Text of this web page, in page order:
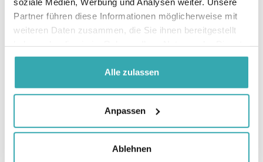
Partner führen diese Informationen möglicherweise mit
weiteren Daten zusammen, die Sie ihnen bereitgestellt
gesammelt haben.
Alle zulassen
Anpassen
Ablehnen
Die Bedeutung des Bestellkomforts
Luminant DUO in Restaurants wie der Vegan Junk
Food Bar entspricht dem wachsenden Bedürfnis
der Kunden nach Bestellkomfort. In einer Welt, in
der die Digitalisierung immer weiter
voranschreitet, erwarten die Kunden eine
nahtlose und effiziente Möglichkeit, ihre
diese Möglichkeit und ermöglichen es den